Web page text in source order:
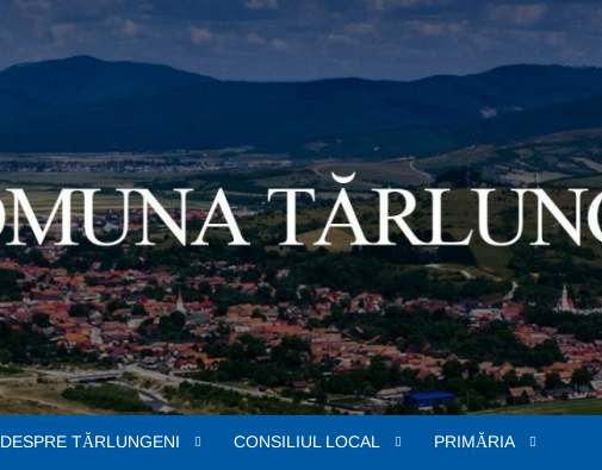
DESPRE TĂRLUNGENI CONSILIUL LOCAL PRIMĂRIA